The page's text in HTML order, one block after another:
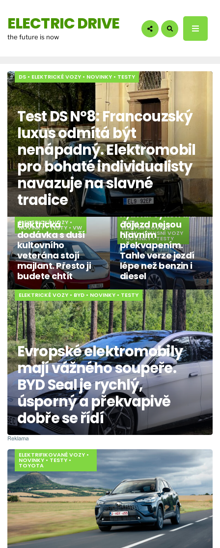
ELECTRIC DRIVE
the future is now
DS • ELEKTRICKÉ VOZY • NOVINKY • TESTY
Test DS N°8: Francouzský
luxus odmítá být
nenápadný. Elektromobil
pro bohaté individualisty
navazuje na slavné
tradice
ELEKTRICKÉ VOZY •
NOVINKY•TESTY • VW
Elektrická
dodávka s duší
kultovního
veterána stojí
majlant. Přesto ji
budete chtít
AUDI•
ELEKTRIFIKOVANÉ
VOZY•LUXUSNÍ VOZY
•NOVINKY•TESTY
Test Audi A6 e
hybrid: Výkon ani
dojezd nejsou
hlavním
překvapením.
Tahle verze jezdí
lépe než benzin i
diesel
ELEKTRICKÉ VOZY • BYD • NOVINKY • TESTY
Evropské elektromobily
mají vážného soupeře.
BYD Seal je rychlý,
úsporný a překvapivě
dobře se řídí
ELEKTRIFIKOVANÉ VOZY •
NOVINKY • TESTY •
TOYOTA